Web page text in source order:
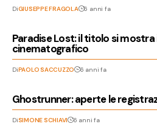
DiGIUSEPPE FRAGOLA 6 anni fa
Paradise Lost: il titolo si
cinematografico
DiPAOLO SACCUZZO 6 anni fa
Ghostrunner: aperte le
DiSIMONE SCHIAVI 6 anni fa